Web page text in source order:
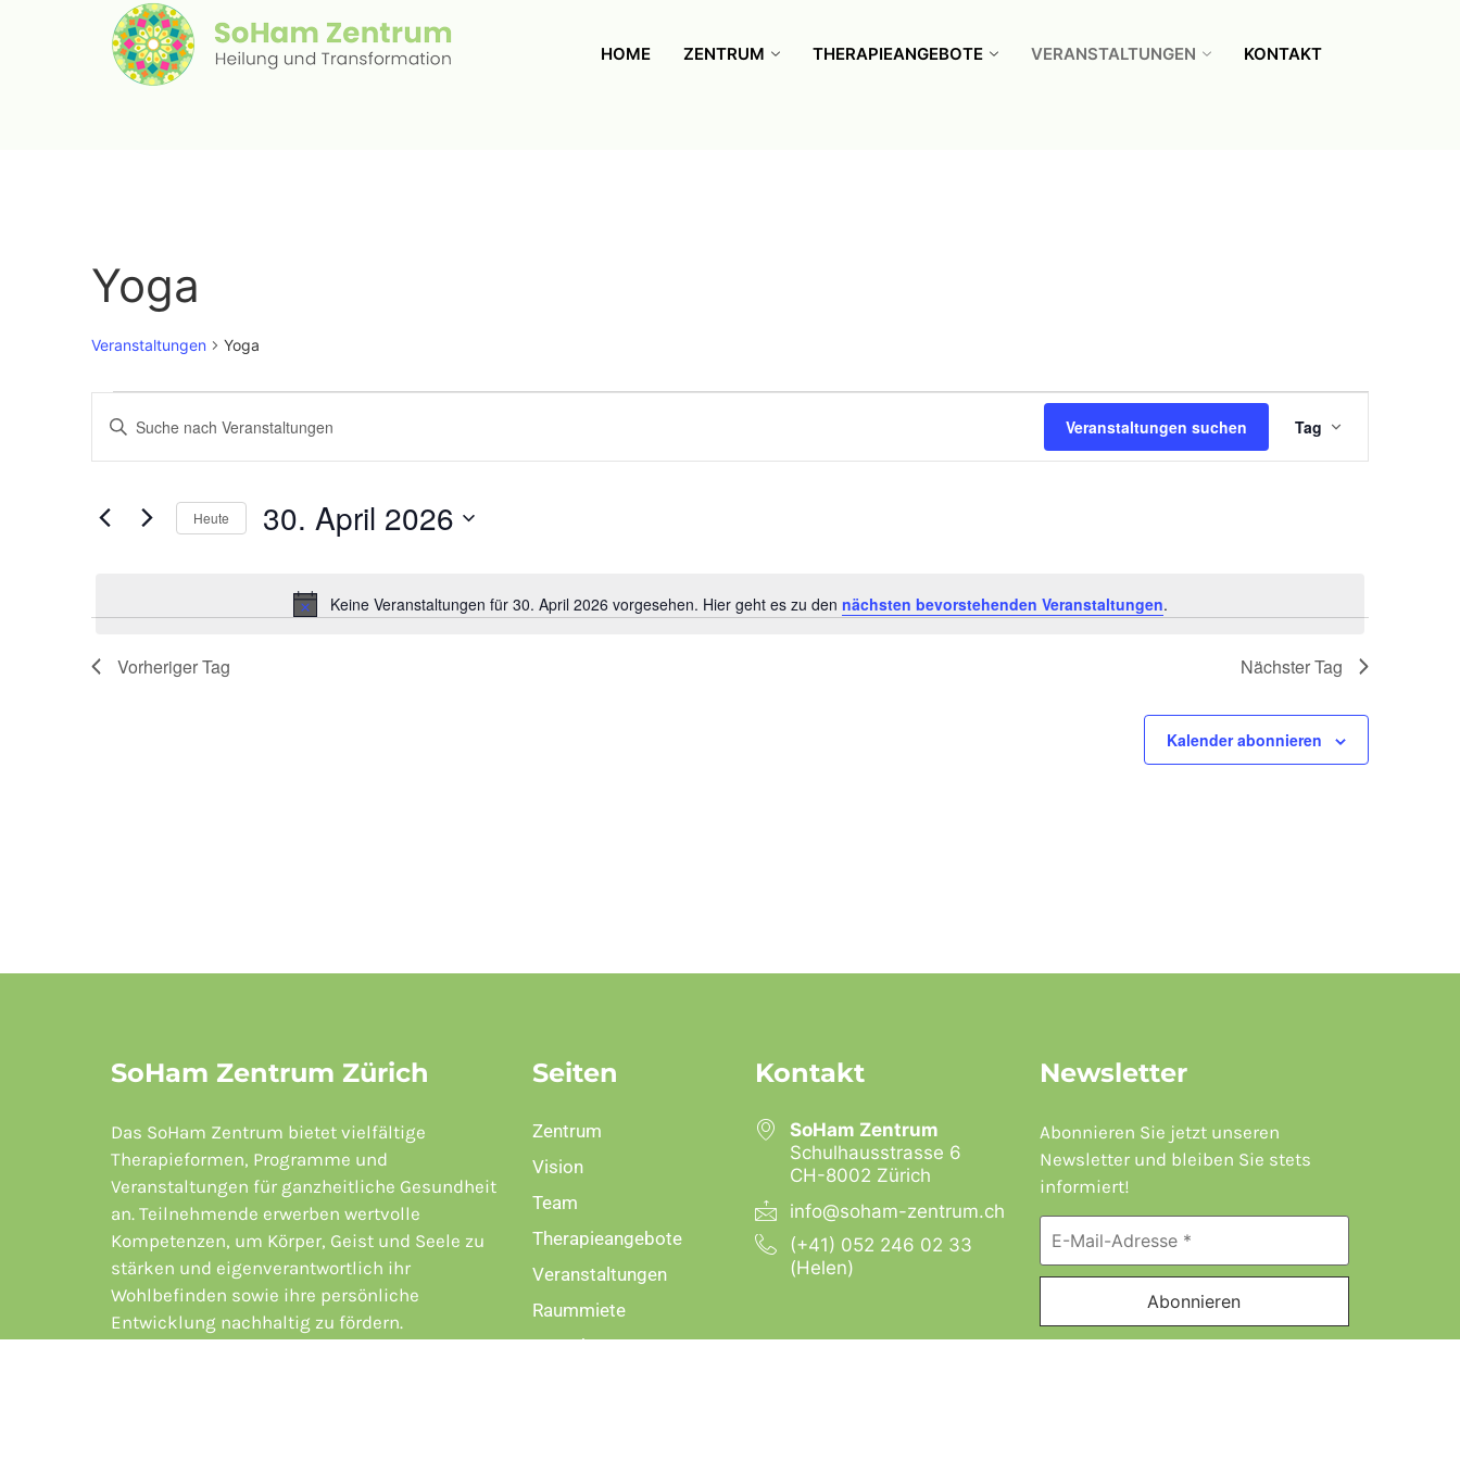
HOME ZENTRUM THERAPIEANGEBOTE VERANSTALTUNGEN KONTAKT
Yoga
Veranstaltungen Yoga
Hinweis
Keine Veranstaltungen für 30. April 2026 vorgesehen. Hier geht es zu den nächsten bevorstehenden Veranstaltungen.
Veranstaltungen
Such-
Ansichtennavigation
Geben
Sie
Schlüsselwort.
Veranstaltungen
Schlüsselwort.
Veranstaltungen suchen Tag
Heute 30. April 2026
Vorheriger Tag Nächster Tag
Kalender abonnieren
SoHam Zentrum Zürich
Das SoHam Zentrum bietet vielfältige
Therapieformen, Programme und
Veranstaltungen für ganzheitliche Gesundheit
an. Teilnehmende erwerben wertvolle
Kompetenzen, um Körper, Geist und Seele zu
stärken und eigenverantwortlich ihr
Wohlbefinden sowie ihre persönliche
Entwicklung nachhaltig zu fördern.
Seiten
Zentrum
Vision
Team
Therapieangebote
Veranstaltungen
Raummiete
Kontakt
Kontakt
SoHam Zentrum
Schulhausstrasse 6
CH-8002 Zürich
info@soham-zentrum.ch
(+41) 052 246 02 33
(Helen)
Newsletter
Abonnieren Sie jetzt unseren
Newsletter und bleiben Sie stets
informiert!